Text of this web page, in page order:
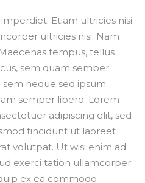
Etiam ultricies nisi
ultricies nisi. Nam
tempus, tellus
sem quam semper
neque sed ipsum.
semper libero. Lorem
adipiscing elit, sed
tincidunt ut laoreet
volutpat. Ut wisi enim ad
exerci tation ullamcorper
ex ea commodo